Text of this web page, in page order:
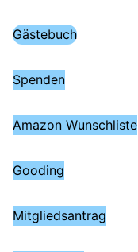
Gästebuch
Spenden
Amazon Wunschliste
Gooding
Mitgliedsantrag